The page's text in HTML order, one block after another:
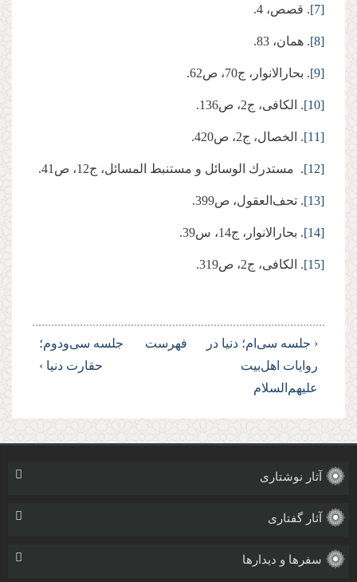
[7]. قصص، 4.
[8]. همان، 83.
[9]. بحارالانوار، ج70، ص62.
[10]. الکافی، ج2، ص136.
[11]. الخصال، ج2، ص420.
[12]. مستدرك الوسائل و مستنبط المسائل، ج‏12، ص41.
[13]. تحف‌العقول، ص399.
[14]. بحارالانوار، ج14، س39.
[15]. الکافی، ج2، ص319.
‹ جلسه سی‌ام؛ دنیا در
روایات اهل‌بیت
علیهم‌السلام
فهرست
جلسه سی‌ودوم؛
حقارت دنیا ›
آثار نوشتاری
آثار گفتاری
سفرها و دیدارها